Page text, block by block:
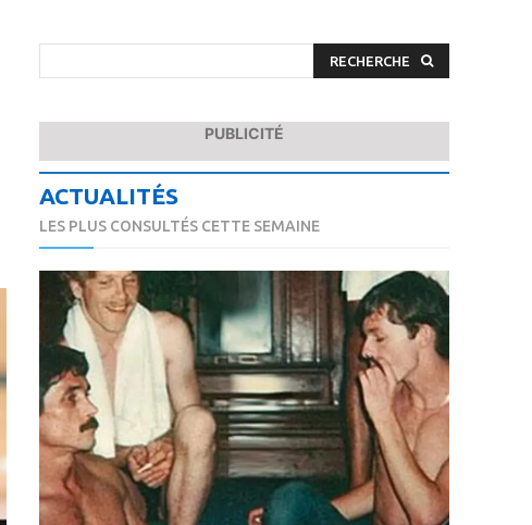
RECHERCHE
PUBLICITÉ
ACTUALITÉS
LES PLUS CONSULTÉS CETTE SEMAINE